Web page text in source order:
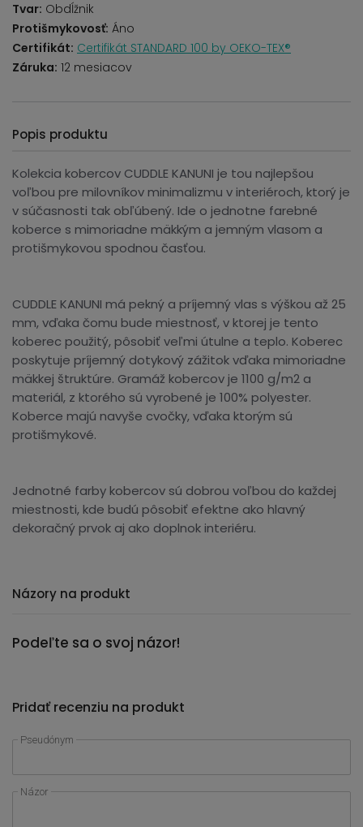
Tvar: Obdĺžnik
Protišmykovosť: Áno
Certifikát: Certifikát STANDARD 100 by OEKO-TEX®
Záruka: 12 mesiacov
Popis produktu
Kolekcia kobercov CUDDLE KANUNI je tou najlepšou
voľbou pre milovníkov minimalizmu v interiéroch, ktorý je
v súčasnosti tak obľúbený. Ide o jednotne farebné
koberce s mimoriadne mäkkým a jemným vlasom a
protišmykovou spodnou časťou.
CUDDLE KANUNI má pekný a príjemný vlas s výškou až 25
mm, vďaka čomu bude miestnosť, v ktorej je tento
koberec použitý, pôsobiť veľmi útulne a teplo. Koberec
poskytuje príjemný dotykový zážitok vďaka mimoriadne
mäkkej štruktúre. Gramáž kobercov je 1100 g/m2 a
materiál, z ktorého sú vyrobené je 100% polyester.
Koberce majú navyše cvočky, vďaka ktorým sú
protišmykové.
Jednotné farby kobercov sú dobrou voľbou do každej
miestnosti, kde budú pôsobiť efektne ako hlavný
dekoračný prvok aj ako doplnok interiéru.
Názory na produkt
Podeľte sa o svoj názor!
Pridať recenziu na produkt
Pseudónym
Názor